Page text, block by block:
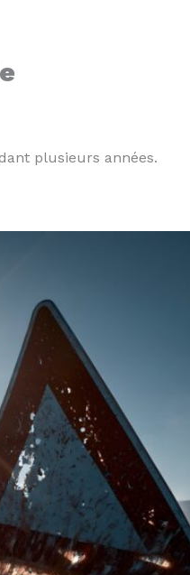
plusieurs années.